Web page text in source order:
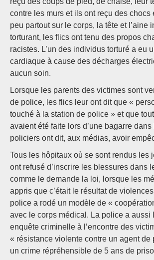
contre les murs et ils ont reçu des chocs
peu partout sur le corps, la tête et l’aine
torturant, les flics ont tenu des propos
racistes. L’un des individus torturé a eu
cardiaque à cause des décharges
aucun soin.
Lorsque les parents des victimes sont
de police, les flics leur ont dit que «
touché à la station de police » et que
avaient été faite lors d’une bagarre
policiers ont dit, aux médias, avoir
Tous les hôpitaux où se sont rendus les
ont refusé d’inscrire les blessures dans
comme le demande la loi, lorsque les
appris que c’était le résultat de
police a rodé un modèle de «
avec le corps médical. La police a aussi
enquête criminelle à l’encontre des
« résistance violente contre un agent de
un crime répréhensible de 5 ans de